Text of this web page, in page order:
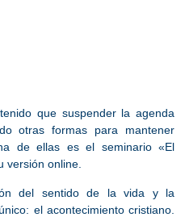
que suspender la agenda
otras formas para mantener
de ellas es el seminario«El
su versión online.
del sentido de la vida y la
el acontecimiento cristiano.